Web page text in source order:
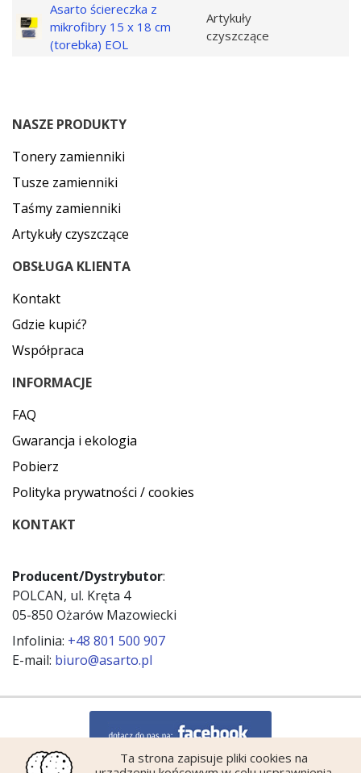
Asarto ściereczka z
mikrofibry 15 x 18 cm
(torebka) EOL
Artykuły
czyszczące
NASZE PRODUKTY
Tonery zamienniki
Tusze zamienniki
Taśmy zamienniki
Artykuły czyszczące
OBSŁUGA KLIENTA
Kontakt
Gdzie kupić?
Współpraca
INFORMACJE
FAQ
Gwarancja i ekologia
Pobierz
Polityka prywatności / cookies
KONTAKT
Producent/Dystrybutor:
POLCAN, ul. Kręta 4
05-850 Ożarów Mazowiecki
Infolinia: +48 801 500 907
E-mail: biuro@asarto.pl
Ta strona zapisuje pliki cookies na